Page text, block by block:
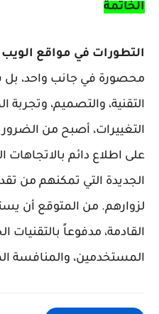
الخاتمة
التطورات في مواقع الويب
محصورة في جانب واحد، بل
التقنية، والتصميم،
التغييرات، أصبح من
على اطلاع دائم بالاتجاهات
الجديدة التي تمكنهم من
لزوارهم. من المتوقع أن
القادمة، مدفوعاً
المستخدمين، والمنافسة